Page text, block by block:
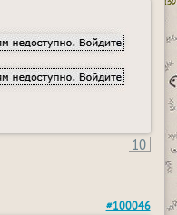
10
#100046